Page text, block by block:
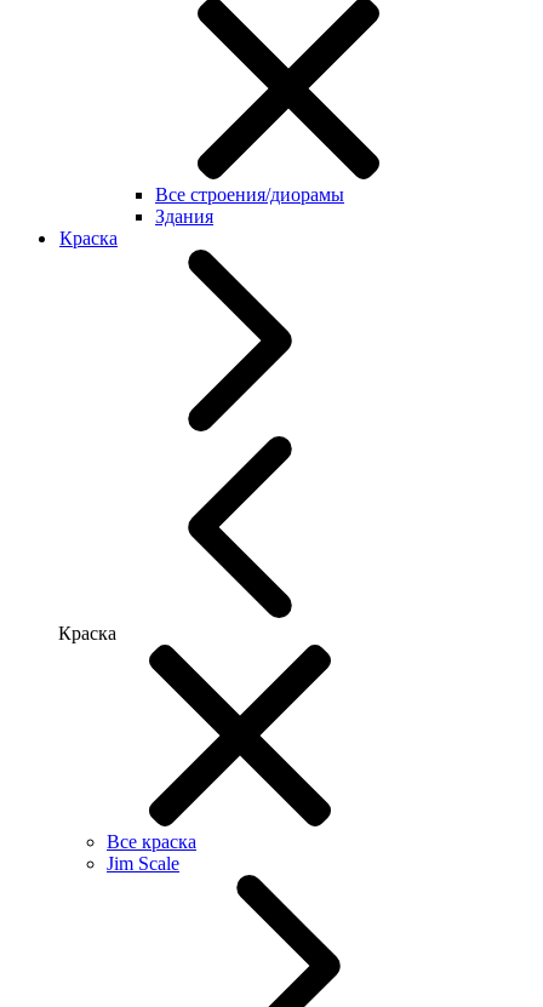
Все строения/диорамы
Здания
Краска
Краска
Все краска
Jim Scale